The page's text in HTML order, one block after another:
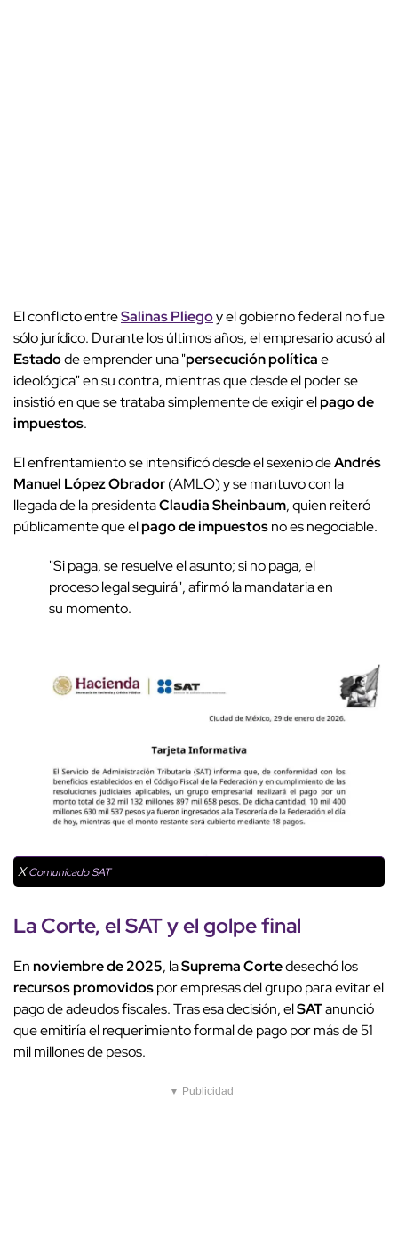
El conflicto entreSalinas Pliegoy el gobierno federal no fue
sólo jurídico. Durante los últimos años, el empresario acusó al
Estadode emprender una "persecución políticae
ideológica" en su contra, mientras que desde el poder se
insistió en que se trataba simplemente de exigir elpago de
impuestos.
El enfrentamiento se intensificó desde el sexenio deAndrés
Manuel López Obrador(AMLO) y se mantuvo con la
llegada de la presidentaClaudia Sheinbaum, quien reiteró
públicamente que elpago de impuestosno es negociable.
"Si paga, se resuelve el asunto; si no paga, el
proceso legal seguirá", afirmó la mandataria en
su momento.
XComunicado SAT
La Corte, elSATy el golpe final
Ennoviembre de 2025, laSuprema Cortedesechó los
recursos promovidospor empresas del grupo para evitar el
pago de adeudos fiscales. Tras esa decisión, elSATanunció
que emitiría el requerimiento formal de pago por más de 51
mil millones de pesos.
▼ Publicidad